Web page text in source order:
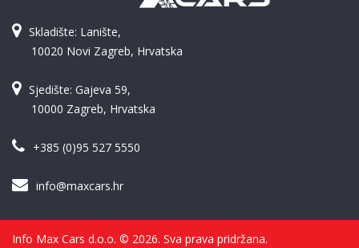
Skladište: Lanište,
10020 Novi Zagreb, Hrvatska
Sjedište: Gajeva 59,
10000 Zagreb, Hrvatska
+385 (0)95 527 5550
info@maxcars.hr
Info Max Cars d.o.o. © 2026. Sva prava pridržana.